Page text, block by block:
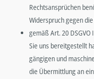
Rechtsansprüchen
Widerspruch gegen
gemäß Art. 20
Sie uns bereitgestellt
gängigen und
die Übermittlung an